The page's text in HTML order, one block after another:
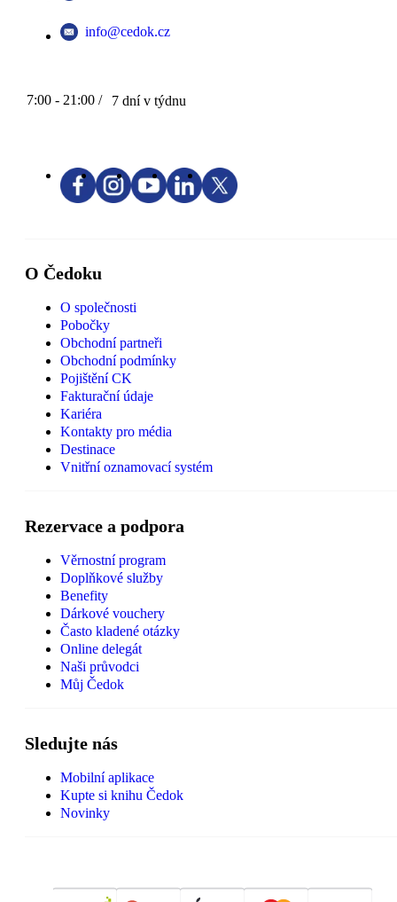
info@cedok.cz
7:00 - 21:00 / 7 dní v týdnu
O Čedoku
O společnosti
Pobočky
Obchodní partneři
Obchodní podmínky
Pojištění CK
Fakturační údaje
Kariéra
Kontakty pro média
Destinace
Vnitřní oznamovací systém
Rezervace a podpora
Věrnostní program
Doplňkové služby
Benefity
Dárkové vouchery
Často kladené otázky
Online delegát
Naši průvodci
Můj Čedok
Sledujte nás
Mobilní aplikace
Kupte si knihu Čedok
Novinky